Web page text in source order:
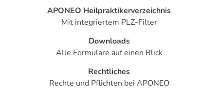
APONEO Heilpraktikerverzeichnis
Mit integriertem PLZ-Filter
Downloads
Alle Formulare auf einen Blick
Rechtliches
Rechte und Pflichten bei APONEO